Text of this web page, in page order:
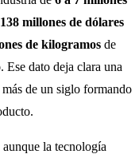
millones de dólares
de kilogramos de
Ese dato deja clara una
de un siglo formando
la tecnología